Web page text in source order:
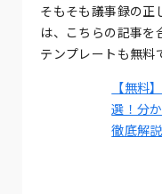
そもそも議事録の正
は、こちらの記事を
テンプレートも無料
【無料
選！分
徹底解説